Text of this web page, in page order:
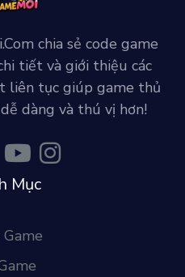
chia sẻ code game
tiết và giới thiệu các
liên tục giúp game thủ
dàng và thú vị hơn!
Mục